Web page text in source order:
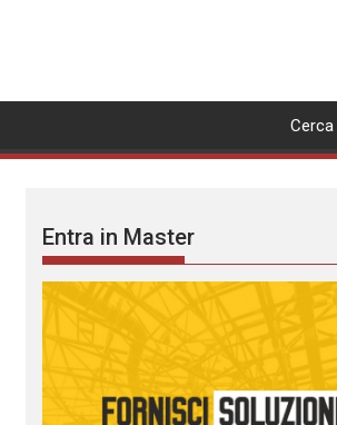
Cerca
Entra in Master